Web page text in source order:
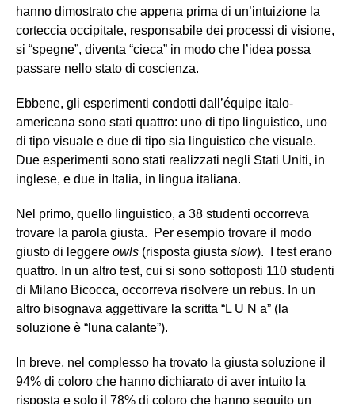
hanno dimostrato che appena prima di un’intuizione la
corteccia occipitale, responsabile dei processi di visione,
si “spegne”, diventa “cieca” in modo che l’idea possa
passare nello stato di coscienza.
Ebbene, gli esperimenti condotti dall’équipe italo-
americana sono stati quattro: uno di tipo linguistico, uno
di tipo visuale e due di tipo sia linguistico che visuale.
Due esperimenti sono stati realizzati negli Stati Uniti, in
inglese, e due in Italia, in lingua italiana.
Nel primo, quello linguistico, a 38 studenti occorreva
trovare la parola giusta. Per esempio trovare il modo
giusto di leggere owls (risposta giusta slow). I test erano
quattro. In un altro test, cui si sono sottoposti 110 studenti
di Milano Bicocca, occorreva risolvere un rebus. In un
altro bisognava aggettivare la scritta “L U N a” (la
soluzione è “luna calante”).
In breve, nel complesso ha trovato la giusta soluzione il
94% di coloro che hanno dichiarato di aver intuito la
risposta e solo il 78% di coloro che hanno seguito un